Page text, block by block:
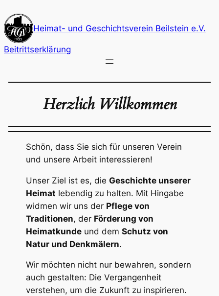
Inhalt
springen
Heimat- und Geschichtsverein Beilstein e.V.
Beitrittserklärung
Herzlich Willkommen
Schön, dass Sie sich für unseren Verein
und unsere Arbeit interessieren!
Unser Ziel ist es, die Geschichte unserer
Heimat lebendig zu halten. Mit Hingabe
widmen wir uns der Pflege von
Traditionen, der Förderung von
Heimatkundeund dem Schutz von
Natur und Denkmälern.
Wir möchten nicht nur bewahren, sondern
auch gestalten: Die Vergangenheit
verstehen, um die Zukunft zu inspirieren.